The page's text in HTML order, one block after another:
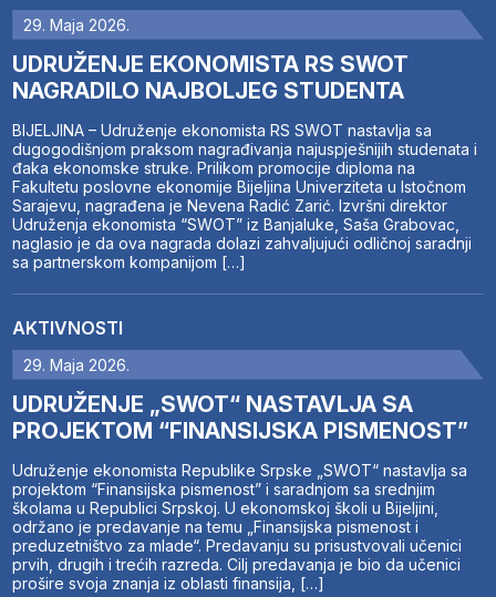
29. Maja 2026.
UDRUŽENJE EKONOMISTA RS SWOT
NAGRADILO NAJBOLJEG STUDENTA
BIJELJINA – Udruženje ekonomista RS SWOT nastavlja sa
dugogodišnjom praksom nagrađivanja najuspješnijih studenata i
đaka ekonomske struke. Prilikom promocije diploma na
Fakultetu poslovne ekonomije Bijeljina Univerziteta u Istočnom
Sarajevu, nagrađena je Nevena Radić Zarić. Izvršni direktor
Udruženja ekonomista “SWOT” iz Banjaluke, Saša Grabovac,
naglasio je da ova nagrada dolazi zahvaljujući odličnoj saradnji
sa partnerskom kompanijom […]
AKTIVNOSTI
29. Maja 2026.
UDRUŽENJE „SWOT“ NASTAVLJA SA
PROJEKTOM “FINANSIJSKA PISMENOST”
Udruženje ekonomista Republike Srpske „SWOT“ nastavlja sa
projektom “Finansijska pismenost” i saradnjom sa srednjim
školama u Republici Srpskoj. U ekonomskoj školi u Bijeljini,
održano je predavanje na temu „Finansijska pismenost i
preduzetništvo za mlade“. Predavanju su prisustvovali učenici
prvih, drugih i trećih razreda. Cilj predavanja je bio da učenici
prošire svoja znanja iz oblasti finansija, […]